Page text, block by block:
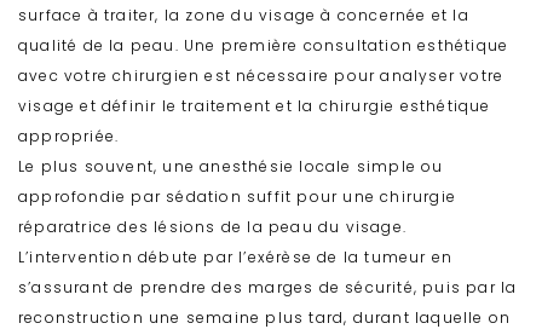
surface à traiter, la zone du visage à concernée et la
qualité de la peau. Une première consultation esthétique
avec votre chirurgien est nécessaire pour analyser votre
visage et définir le traitement et la chirurgie esthétique
appropriée.
Le plus souvent, une anesthésie locale simple ou
approfondie par sédation suffit pour une chirurgie
réparatrice des lésions de la peau du visage.
L’intervention débute par l’exérèse de la tumeur en
s’assurant de prendre des marges de sécurité, puis par la
reconstruction une semaine plus tard, durant laquelle on